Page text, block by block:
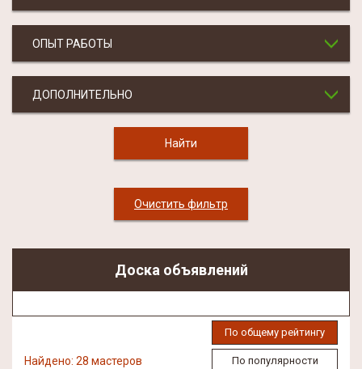
ОПЫТ РАБОТЫ
ДОПОЛНИТЕЛЬНО
Очистить фильтр
Доска объявлений
Найдено: 28 мастеров
По общему рейтингу
По популярности